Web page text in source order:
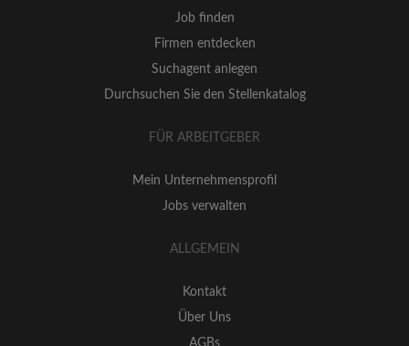
Job finden
Firmen entdecken
Suchagent anlegen
Durchsuchen Sie den Stellenkatalog
FÜR ARBEITGEBER
Mein Unternehmensprofil
Jobs verwalten
ALLGEMEIN
Kontakt
Über Uns
AGBs